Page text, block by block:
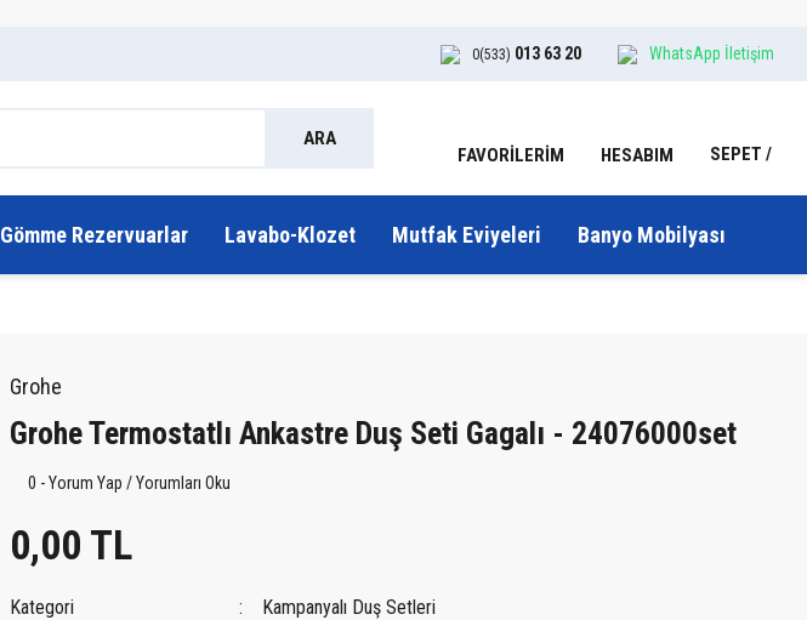
0(533) 013 63 20 WhatsApp İletişim
ARA
FAVORİLERİM HESABIM SEPET
Gömme Rezervuarlar Lavabo-Klozet Mutfak Eviyeleri Banyo Mobilyası
Grohe
Grohe Termostatlı Ankastre Duş Seti Gagalı - 24076000set
0 - Yorum Yap / Yorumları Oku
0,00 TL
Kategori
Kampanyalı Duş Setleri